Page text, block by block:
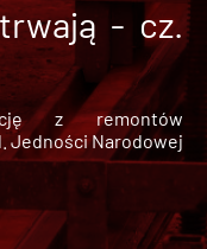
- cz.
z remontów
Jedności Narodowej